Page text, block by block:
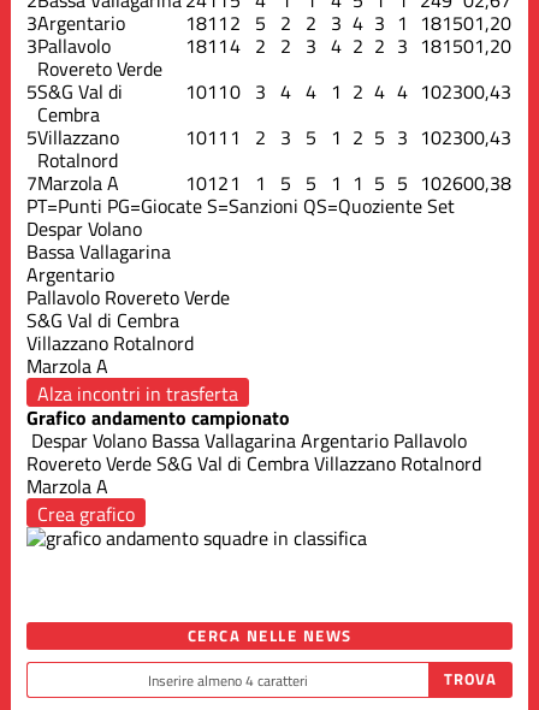
3Argentario 18112 5 2 2 3 4 3 1 181501,20
3Pallavolo
Rovereto Verde
18114 2 2 3 4 2 2 3 181501,20
5S&G Val di
Cembra
10110 3 4 4 1 2 4 4 102300,43
5Villazzano
Rotalnord
1011 1 2 3 5 1 2 5 3 102300,43
7Marzola A 10121 1 5 5 1 1 5 5 102600,38
PT=Punti PG=GiocateS=Sanzioni QS=Quoziente Set
Despar Volano
Bassa Vallagarina
Argentario
Pallavolo Rovereto Verde
S&G Val di Cembra
Villazzano Rotalnord
Marzola A
Alza incontri in trasferta
Grafico andamento campionato
Despar Volano Bassa VallagarinaArgentario Pallavolo
Rovereto VerdeS&G Val di CembraVillazzano Rotalnord
Marzola A
Crea grafico
CERCA NELLE NEWS